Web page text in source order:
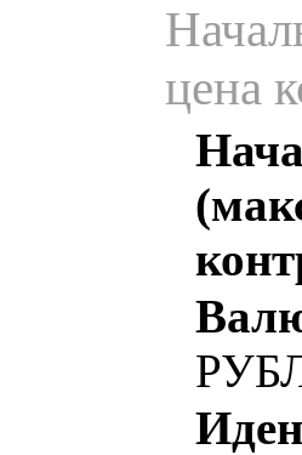
цена